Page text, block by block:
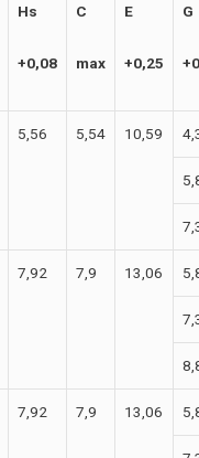
Hs
+0,08
C
max
E
+0,25
G
5,56 5,54 10,59
7,92 7,9 13,06
7,92 7,9 13,06